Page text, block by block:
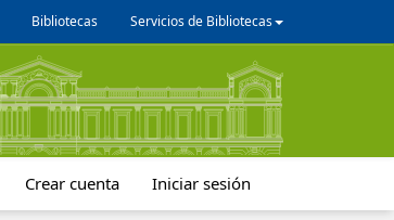
Bibliotecas Servicios de Bibliotecas
Crear cuenta Iniciar sesión